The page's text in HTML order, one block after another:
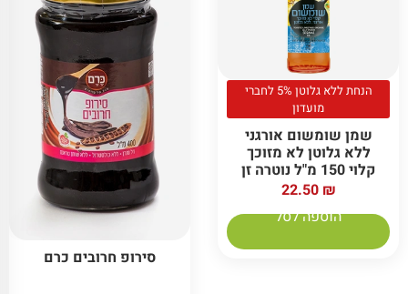
הנחת ללא גלוטן 5% לחברי
מועדון
שמן שומשום אורגני
ללא גלוטן לא מזוכך
קלוי 150 מ"ל נוטרה זן
22.50 ₪
הוספה לסל
סירופ חרובים כרם